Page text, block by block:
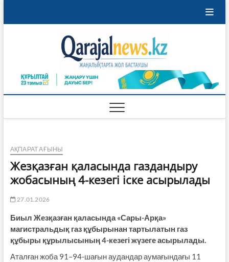
АҚПАРАТ АҒЫНЫ
Жезқазған қаласында газдандыру
жобасының 4-кезегі іске асырылады
27.01.2026
Биыл Жезқазған қаласында «Сары-Арқа»
магистральдық газ құбырынан тартылатын газ
құбыры құрылысының 4-кезегі жүзеге асырылады.
Аталған жоба 91–94-шағын аудандар аумағындағы 11